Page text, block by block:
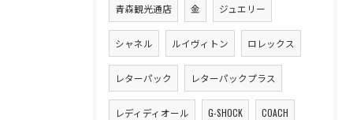
青森観光通店 金 ジュエリー
シャネル ルイヴィトン ロレックス
レターパック レターパックプラス
レディディオール G-SHOCK COACH